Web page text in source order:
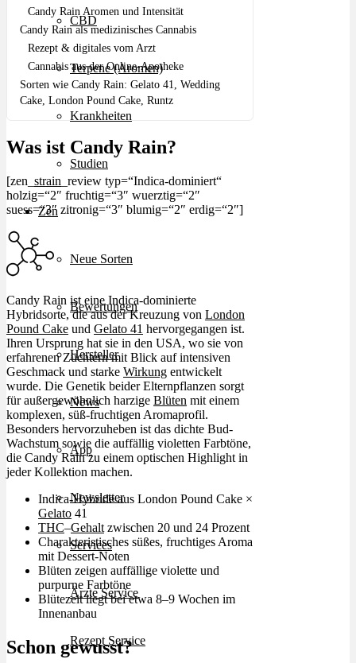
CBD
Terpene (Aromen)
Krankheiten
Studien
Zen
Neue Sorten
Bewertungen
Hersteller
News
App
Newsletter
Services
Ärzte Service
Rezept Service
Candy Rain Aromen und Intensität
Candy Rain als medizinisches Cannabis
Rezept & digitales vom Arzt
Cannabis aus der Online-Apotheke
Sorten wie Candy Rain: Gelato 41, Wedding
Cake, London Pound Cake, Runtz
Was ist Candy Rain?
[zen_ strain _review typ=“Indica-dominiert“
holzig=“2″ fruchtig=“3″ wuerztig=“2″
suess=“3″ zitronig=“3″ blumig=“2″ erdig=“2″]
Candy Rain ist eine Indica-dominierte
Hybridsorte, die aus der Kreuzung von London
Pound Cake und Gelato 41 hervorgegangen ist.
Ihren Ursprung hat sie in den USA, wo sie von
erfahrenen Züchtern mit Blick auf intensiven
Geschmack und starke Wirkung entwickelt
wurde. Die Genetik beider Elternpflanzen sorgt
für außergewöhnlich harzige Blüten mit einem
komplexen, süß-fruchtigen Aromaprofil.
Besonders hervorzuheben ist das dichte Bud-
Wachstum sowie die auffällig violetten Farbtöne,
die Candy Rain zu einem optischen Highlight in
jeder Kollektion machen.
Indica-Hybride aus London Pound Cake ×
Gelato 41
THC–Gehalt zwischen 20 und 24 Prozent
Charakteristisches süßes, fruchtiges Aroma
mit Dessert-Noten
Blüten zeigen auffällige violette und
purpurne Farbtöne
Blütezeit liegt bei etwa 8–9 Wochen im
Innenanbau
Schon gewusst?